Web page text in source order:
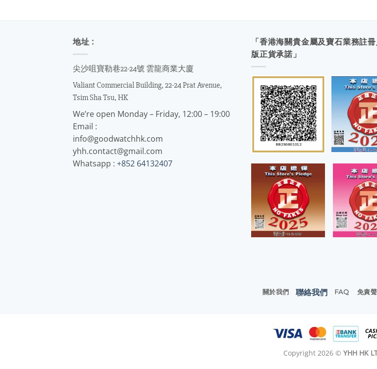
地址 :
尖沙咀寶勒巷22-24號 雲龍商業大廈
Valiant Commercial Building, 22-24 Prat Avenue,
Tsim Sha Tsu, HK
We’re open Monday – Friday, 12:00 – 19:00
Email :
info@goodwatchhk.com
yhh.contact@gmail.com
Whatsapp : +852 64132407
「香港海關貴金屬及寶石業務註
版正貨承諾」
關於我們 聯絡我們 FAQ 免責
Copyright 2026 © YHH HK